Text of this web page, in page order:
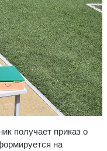
получает приказ о
на